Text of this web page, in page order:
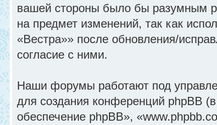
вашей стороны было бы разумным
на предмет изменений, так как
«Вестра»» после обновления/
согласие с ними.
Наши форумы работают под
для создания конференций phpBB
обеспечение phpBB»,